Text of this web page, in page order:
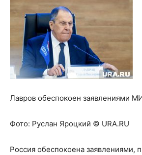
Лавров обеспокоен заявлениями
Фото: Руслан Яроцкий © URA.RU
Россия обеспокоена заявлениями,